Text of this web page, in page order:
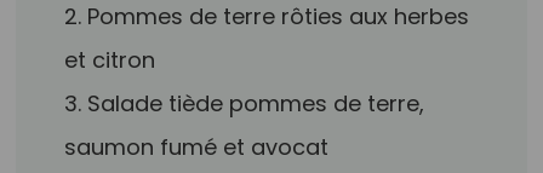
2. Pommes de terre rôties aux herbes
et citron
3. Salade tiède pommes de terre,
saumon fumé et avocat